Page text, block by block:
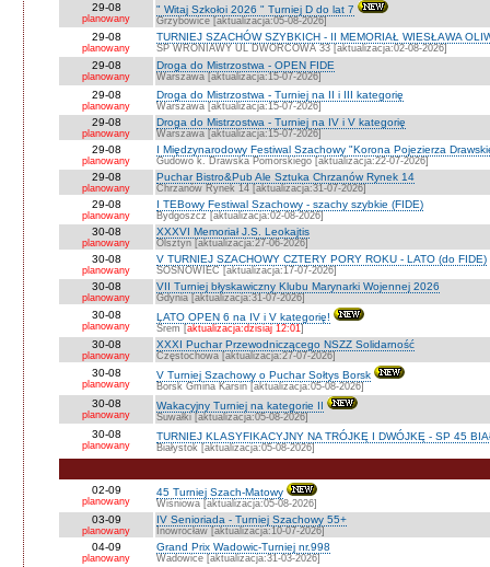
29-08
planowany
" Witaj Szkołoi 2026 " Turniej D do lat 7
Grzybowice [aktualizacja:05-08-2026]
29-08
planowany
TURNIEJ SZACHÓW SZYBKICH - II MEMORIAŁ WIESŁAWA
SP WRONIAWY UL DWORCOWA 33 [aktualizacja:02-08-2026]
29-08
planowany
Droga do Mistrzostwa - OPEN FIDE
Warszawa [aktualizacja:15-07-2026]
29-08
planowany
Droga do Mistrzostwa - Turniej na II i III kategorię
Warszawa [aktualizacja:15-07-2026]
29-08
planowany
Droga do Mistrzostwa - Turniej na IV i V kategorię
Warszawa [aktualizacja:15-07-2026]
29-08
planowany
I Międzynarodowy Festiwal Szachowy "Korona Pojezierza
Gudowo k. Drawska Pomorskiego [aktualizacja:22-07-2026]
29-08
planowany
Puchar Bistro&Pub Ale Sztuka Chrzanów Rynek 14
Chrzanów Rynek 14 [aktualizacja:31-07-2026]
29-08
planowany
I TEBowy Festiwal Szachowy - szachy szybkie (FIDE)
Bydgoszcz [aktualizacja:02-08-2026]
30-08
planowany
XXXVI Memoriał J.S. Leokajtis
Olsztyn [aktualizacja:27-06-2026]
30-08
planowany
V TURNIEJ SZACHOWY CZTERY PORY ROKU - LATO (do FIDE)
SOSNOWIEC [aktualizacja:17-07-2026]
30-08
planowany
VII Turniej błyskawiczny Klubu Marynarki Wojennej 2026
Gdynia [aktualizacja:31-07-2026]
30-08
planowany
LATO OPEN 6 na IV i V kategorię!
Śrem [aktualizacja:dzisiaj 12:01]
30-08
planowany
XXXI Puchar Przewodniczącego NSZZ Solidarność
Częstochowa [aktualizacja:27-07-2026]
30-08
planowany
V Turniej Szachowy o Puchar Sołtys Borsk
Borsk Gmina Karsin [aktualizacja:05-08-2026]
30-08
planowany
Wakacyjny Turniej na kategorie II
Suwałki [aktualizacja:05-08-2026]
30-08
planowany
TURNIEJ KLASYFIKACYJNY NA TRÓJKĘ I DWÓJKĘ - SP 45
Białystok [aktualizacja:05-08-2026]
02-09
planowany
45 Turniej Szach-Matowy
Wiśniowa [aktualizacja:05-08-2026]
03-09
planowany
IV Senioriada - Turniej Szachowy 55+
Inowrocław [aktualizacja:10-07-2026]
04-09
planowany
Grand Prix Wadowic-Turniej nr.998
Wadowice [aktualizacja:31-03-2026]